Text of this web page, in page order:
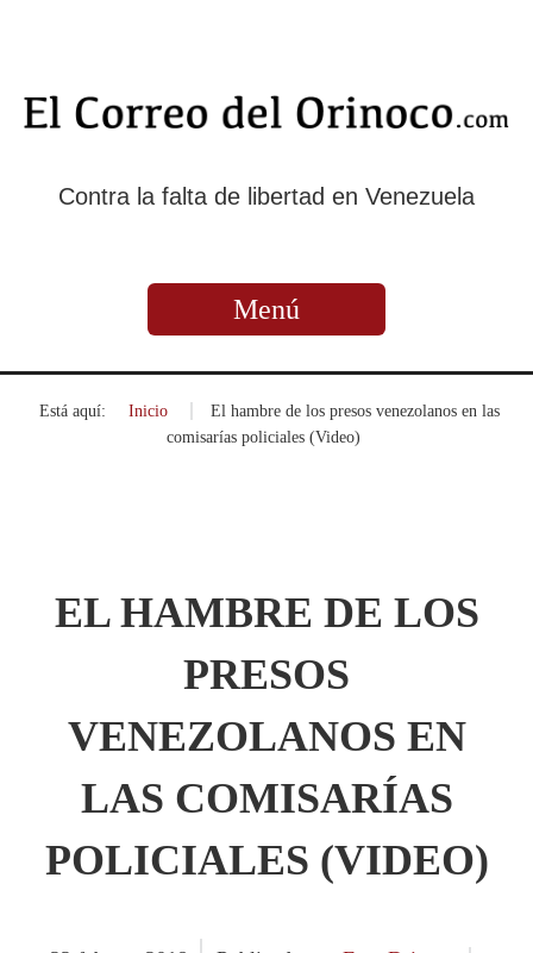
Contra la falta de libertad en Venezuela
Menú
Está aquí: Inicio
El hambre de los presos venezolanos en las
comisarías policiales (Video)
EL HAMBRE DE LOS
PRESOS
VENEZOLANOS EN
LAS COMISARÍAS
POLICIALES (VIDEO)